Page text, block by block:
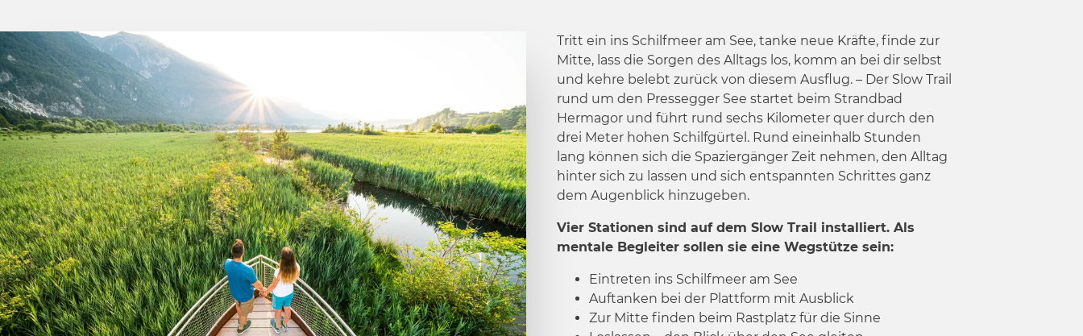
Tritt ein ins Schilfmeer am See, tanke neue Kräfte, finde zur
Mitte, lass die Sorgen des Alltags los, komm an bei dir selbst
und kehre belebt zurück von diesem Ausflug. – Der Slow Trail
rund um den Pressegger See startet beim Strandbad
Hermagor und führt rund sechs Kilometer quer durch den
drei Meter hohen Schilfgürtel. Rund eineinhalb Stunden
lang können sich die Spaziergänger Zeit nehmen, den Alltag
hinter sich zu lassen und sich entspannten Schrittes ganz
dem Augenblick hinzugeben.
Vier Stationen sind auf dem Slow Trail installiert. Als
mentale Begleiter sollen sie eine Wegstütze sein:
Eintreten ins Schilfmeer am See
Auftanken bei der Plattform mit Ausblick
Zur Mitte finden beim Rastplatz für die Sinne